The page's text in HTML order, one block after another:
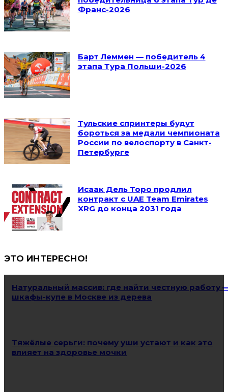
Франс-2026
Барт Леммен — победитель 4
этапа Тура Польши-2026
Тульские спринтеры будут
бороться за медали чемпионата
России по велоспорту в Санкт-
Петербурге
Исаак Дель Торо продлил
контракт с UAE Team Emirates
XRG до конца 2031 года
ЭТО ИНТЕРЕСНО!
Натуральный массив: где найти честную работу
шкафы-купе в Москве из дерева
Тяжёлые серьги: почему уши устают и как это
влияет на здоровье мочки